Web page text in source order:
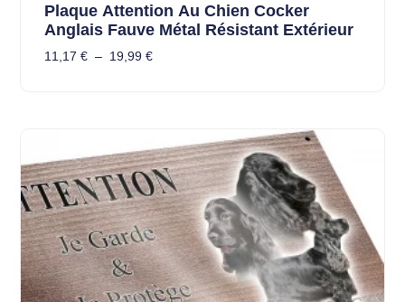
Plaque Attention Au Chien Cocker
Anglais Fauve Métal Résistant Extérieur
11,17 € – 19,99 €